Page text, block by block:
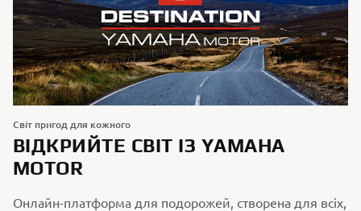
Світ пригод для кожного
ВІДКРИЙТЕ СВІТ ІЗ YAMAHA
MOTOR
Онлайн-платформа для подорожей, створена для всіх,